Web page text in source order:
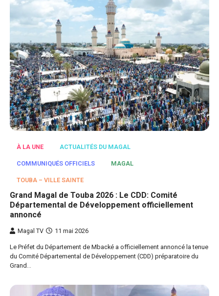
À LA UNE ACTUALITÉS DU MAGAL
COMMUNIQUÉS OFFICIELS MAGAL
TOUBA – VILLE SAINTE
Grand Magal de Touba 2026 : Le CDD: Comité
Départemental de Développement officiellement
annoncé
Magal TV 11 mai 2026
Le Préfet du Département de Mbacké a officiellement annoncé la tenue
du Comité Départemental de Développement (CDD) préparatoire du
Grand…